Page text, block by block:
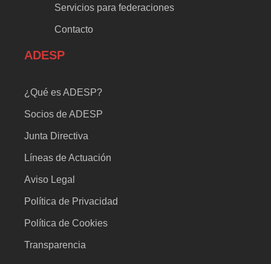
Servicios para federaciones
Contacto
ADESP
¿Qué es ADESP?
Socios de ADESP
Junta Directiva
Líneas de Actuación
Aviso Legal
Política de Privacidad
Política de Cookies
Transparencia